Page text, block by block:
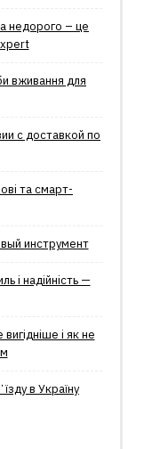
недорого – це
вживання для
с доставкой по
та смарт-
инструмент
і надійність —
і як не
в Україну